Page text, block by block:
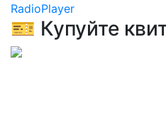
RadioPlayer
🎫 Купуйте